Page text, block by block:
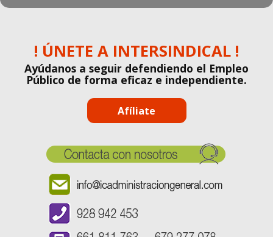
! ÚNETE A INTERSINDICAL !
Ayúdanos a seguir defendiendo el Empleo
Público de forma eficaz e independiente.
Afíliate